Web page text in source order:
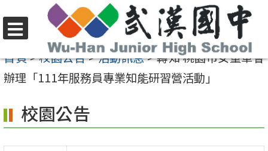
至
要
容
區
選
單
首頁>校園公告>活動訊息>轉知 桃園市女童軍會
辦理「111年服務員專業知能研習營活動」
校園公告